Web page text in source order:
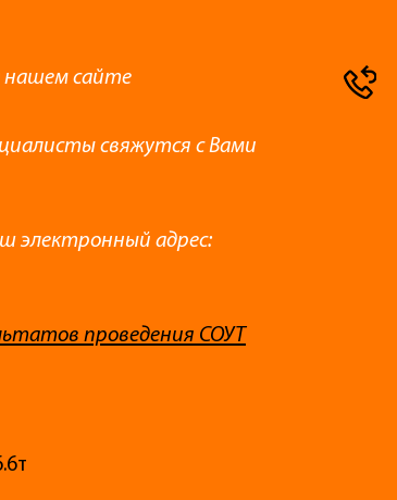
сайте
свяжутся с Вами
электронный адрес:
проведения СОУТ